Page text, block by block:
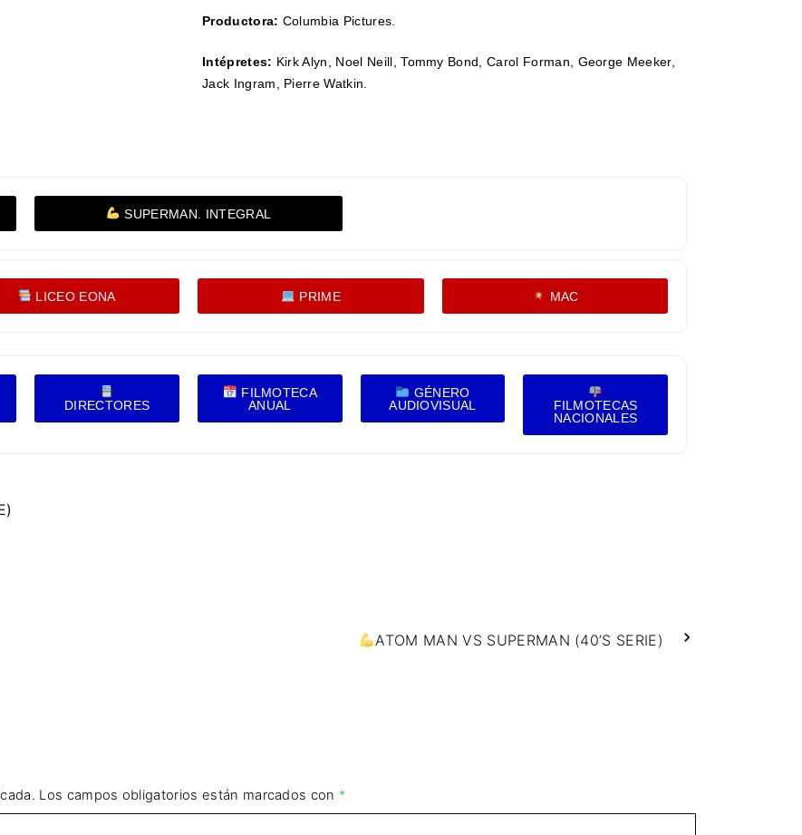
Productora: Columbia Pictures.
Intépretes: Kirk Alyn, Noel Neill, Tommy Bond, Carol Forman, George Meeker,
Jack Ingram, Pierre Watkin.
SUPERMAN. INTEGRAL
LICEO EONA PRIME MAC
DIRECTORES
FILMOTECA
ANUAL
GÉNERO
AUDIOVISUAL
FILMOTECAS
NACIONALES
ATOM MAN VS SUPERMAN (40’S SERIE)
Los campos obligatorios están marcados con *